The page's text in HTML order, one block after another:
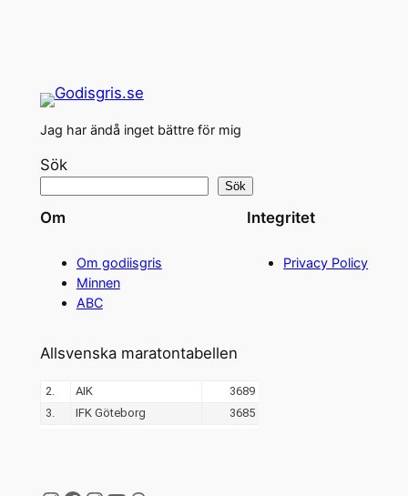
Jag har ändå inget bättre för mig
Sök
Sök
Om
Om godiisgris
Minnen
ABC
Integritet
Privacy Policy
Allsvenska maratontabellen